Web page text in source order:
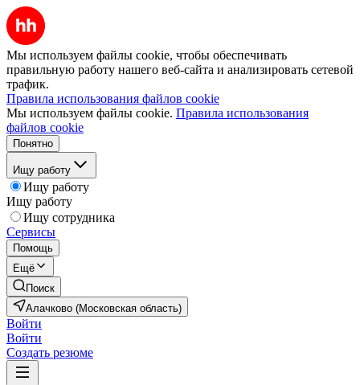
Мы используем файлы cookie, чтобы обеспечивать
правильную работу нашего веб-сайта и анализировать сетевой
трафик.
Правила использования файлов cookie
Мы используем файлы cookie. Правила использования
файлов cookie
Понятно
Ищу работу
Ищу работу
Ищу работу
Ищу сотрудника
Сервисы
Помощь
Ещё
Поиск
Алачково (Московская область)
Войти
Войти
Создать резюме